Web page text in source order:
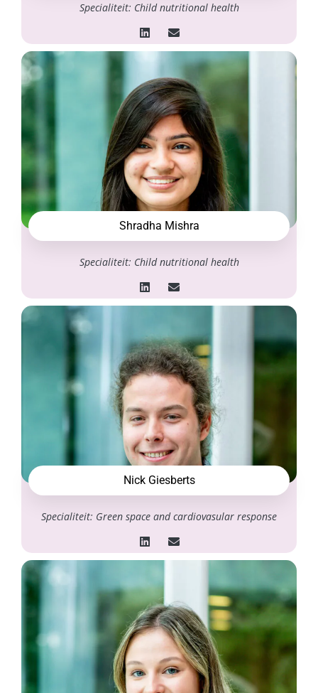
Specialiteit: Child nutritional health
Shradha Mishra
Specialiteit: Child nutritional health
Nick Giesberts
Specialiteit: Green space and cardiovasular response